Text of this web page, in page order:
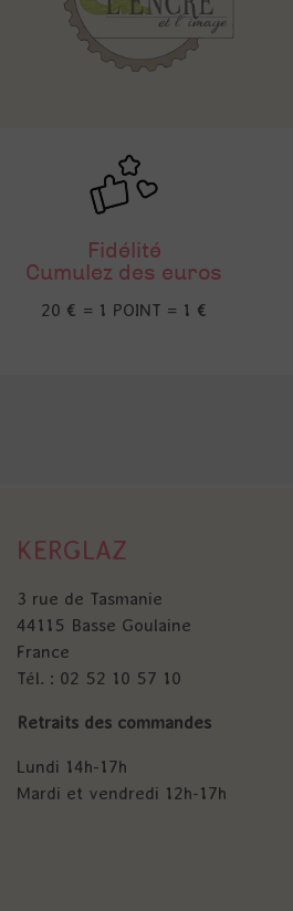
Fidélité
Cumulez des euros
20 € = 1 POINT = 1 €
KERGLAZ
3 rue de Tasmanie
44115 Basse Goulaine
France
Tél. : 02 52 10 57 10
Retraits des commandes
Lundi 14h-17h
Mardi et vendredi 12h-17h